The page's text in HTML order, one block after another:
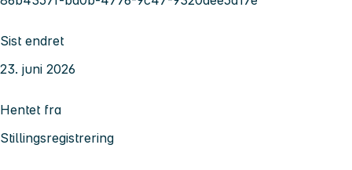
Sist endret
23. juni 2026
Hentet fra
Stillingsregistrering